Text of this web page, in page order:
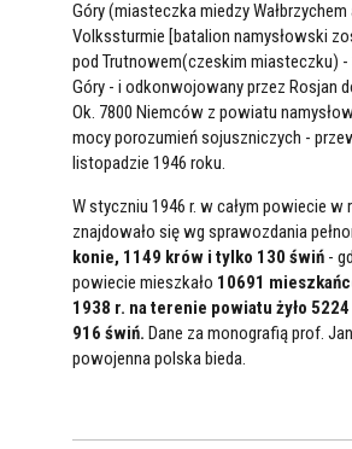
Góry (miasteczka miedzy
Volkssturmie [batalion namysłowski
pod Trutnowem(czeskim miasteczku) -
Góry - i odkonwojowany przez Rosjan
Ok. 7800 Niemców z powiatu
mocy porozumień sojuszniczych -
listopadzie 1946 roku.
W styczniu 1946 r. w całym powiecie w
znajdowało się wg sprawozdania
konie, 1149 krów i tylko 130 świń -
powiecie mieszkało 10691
1938 r. na terenie powiatu żyło
916 świń. Dane za monografią prof.
powojenna polska bieda.